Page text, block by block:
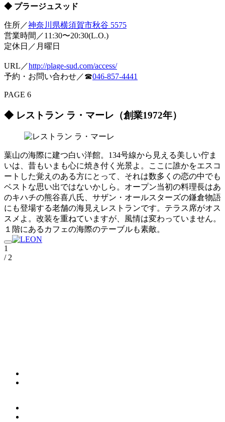
◆ プラージュスッド
住所／神奈川県横須賀市秋谷 5575
営業時間／11:30〜20:30(L.O.)
定休日／月曜日
URL／http://plage-sud.com/access/
予約・お問い合わせ／☎046-857-4441
PAGE 6
◆ レストラン ラ・マーレ（創業1972年）
葉山の海際に建つ白い洋館。134号線から見える美しい佇ま
いは、昔もいまも心に焼き付く光景よ。ここに誰かをエスコ
ートした覚えのある方にとって、それは数多くの恋の中でも
ベストな思い出ではないかしら。オープン当初の料理長はあ
のキハチの熊谷喜八氏、サザン・オールスターズの鎌倉物語
にも登場する老舗の海見えレストランです。テラス席がオス
スメよ。改装を重ねていますが、風情は変わっていません。
１階にあるカフェの海際のテーブルも素敵。
1
/ 2